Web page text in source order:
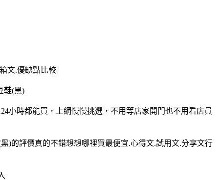
文.優缺點比較
鞋(黑)
小時都能買，上網慢慢挑選，不用等店家開門也不用看店員
)的評價真的不錯想想哪裡買最便宜.心得文.試用文.分享文行